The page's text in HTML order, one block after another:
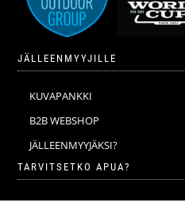
JÄLLEENMYYJILLE
KUVAPANKKI
B2B WEBSHOP
JÄLLEENMYYJÄKSI?
TARVITSETKO APUA?
VERKKOKAUPAN YLEISET EHDOT